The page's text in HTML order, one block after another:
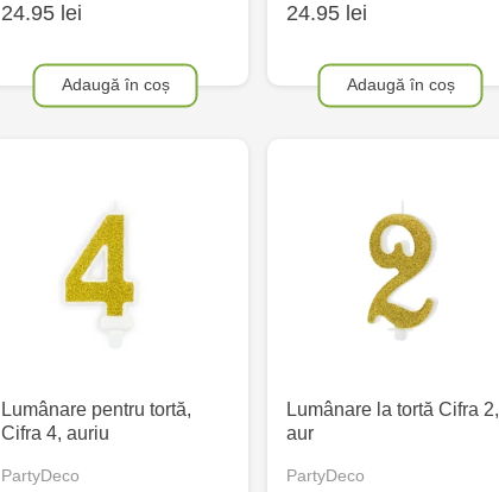
24.95 lei
Adaugă în coș
24.95 lei
Adaugă în coș
Lumânare pentru tortă,
Cifra 4, auriu
PartyDeco
Lumânare la tortă Cifra 2,
aur
PartyDeco